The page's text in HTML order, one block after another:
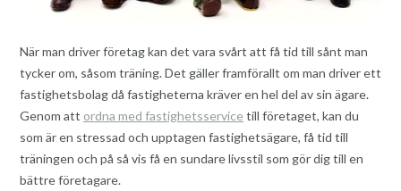
När man driver företag kan det vara svårt att få tid till sånt man
tycker om, såsom träning. Det gäller framförallt om man driver ett
fastighetsbolag då fastigheterna kräver en hel del av sin ägare.
Genom att ordna med fastighetsservice till företaget, kan du
som är en stressad och upptagen fastighetsägare, få tid till
träningen och på så vis få en sundare livsstil som gör dig till en
bättre företagare.